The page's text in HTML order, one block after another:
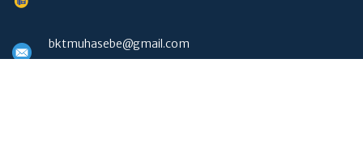
bktmuhasebe@gmail.com